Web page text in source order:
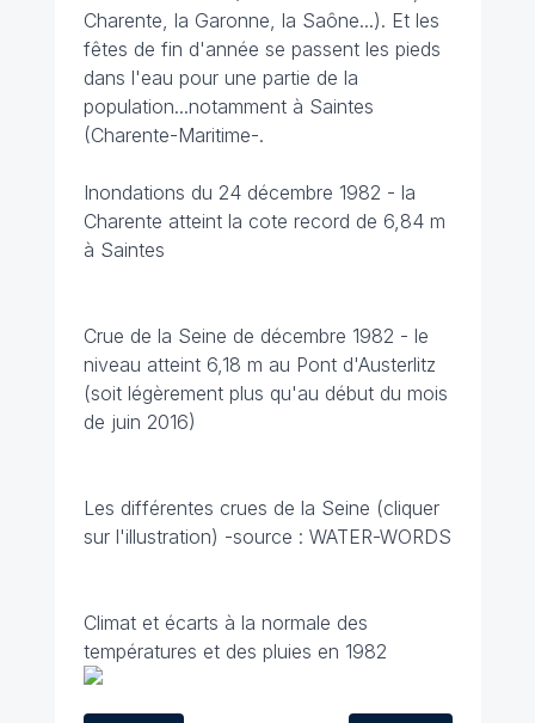
Charente, la Garonne, la Saône...). Et les
fêtes de fin d'année se passent les pieds
dans l'eau pour une partie de la
population...notamment à Saintes
(Charente-Maritime-.
Inondations du 24 décembre 1982 - la
Charente atteint la cote record de 6,84 m
à Saintes
Crue de la Seine de décembre 1982 - le
niveau atteint 6,18 m au Pont d'Austerlitz
(soit légèrement plus qu'au début du mois
de juin 2016)
Les différentes crues de la Seine (cliquer
sur l'illustration) -source : WATER-WORDS
Climat et écarts à la normale des
températures et des pluies en 1982